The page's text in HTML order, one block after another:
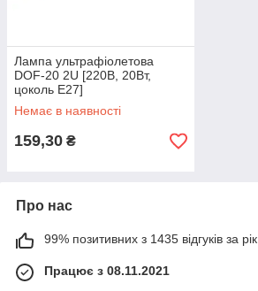
Лампа ультрафіолетова
DOF-20 2U [220В, 20Вт,
цоколь E27]
Немає в наявності
159,30 ₴
Про нас
99% позитивних з 1435 відгуків за рік
Працює з 08.11.2021